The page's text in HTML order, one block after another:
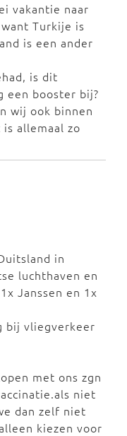
vakantie naar
Turkije is
is een ander
is dit
een booster bij?
wij ook binnen
allemaal zo
in
luchthaven en
Janssen en 1x
bij vliegverkeer
met ons zgn
niet
dan zelf niet
kiezen voor